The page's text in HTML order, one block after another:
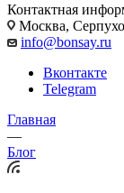
Контактная
Москва,
info@bonsay.ru
Вконтакте
Telegram
Главная
—
Блог